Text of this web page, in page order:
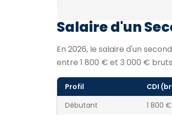
Salaire d'un
En 2026, le salaire d'un
entre 1 800 € et 3 000 €
Profil CDI
Débutant
1 800